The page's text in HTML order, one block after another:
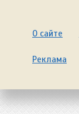
О сайте
Реклама